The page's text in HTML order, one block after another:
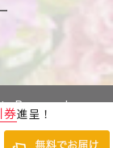
券進呈！
Reserved.